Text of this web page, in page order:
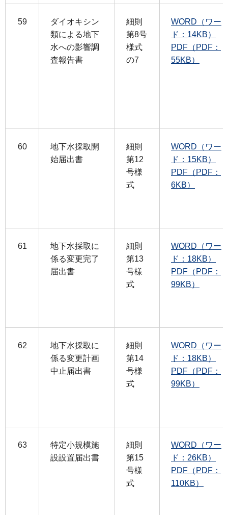
59
ダイオキシン
類による地下
水への影響調
査報告書
細則
第8号
様式
の7
WORD（ワー
ド：14KB）
PDF（PDF：
55KB）
60
地下水採取開
始届出書
細則
第12
号様
式
WORD（ワー
ド：15KB）
PDF（PDF：
6KB）
61
地下水採取に
係る変更完了
届出書
細則
第13
号様
式
WORD（ワー
ド：18KB）
PDF（PDF：
99KB）
62
地下水採取に
係る変更計画
中止届出書
細則
第14
号様
式
WORD（ワー
ド：18KB）
PDF（PDF：
99KB）
63
特定小規模施
設設置届出書
細則
第15
号様
式
WORD（ワー
ド：26KB）
PDF（PDF：
110KB）